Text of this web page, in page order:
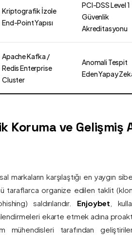
Kriptografik İzole
End-Point Yapısı
PCI-DSS Level 1
Güvenlik
Akreditasyonu
Apache Kafka /
Redis Enterprise
Cluster
Anomali Tespit
Eden Yapay
Koruma ve Gelişmiş
markaların karşılaştığı en yaygın
taraflarca organize edilen taklit
saldırılarıdır. Enjoybet ,
ekarte etmek adına
mühendisleri tarafından